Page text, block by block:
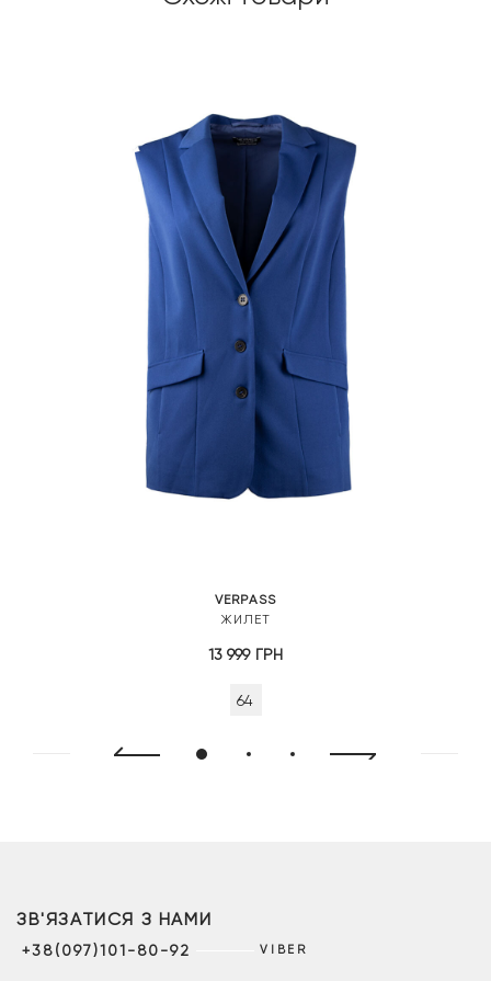
VERPASS
ЖИЛЕТ
13 999 ГРН
64
ЗВ'ЯЗАТИСЯ З НАМИ
+38(097)101-80-92 VIBER